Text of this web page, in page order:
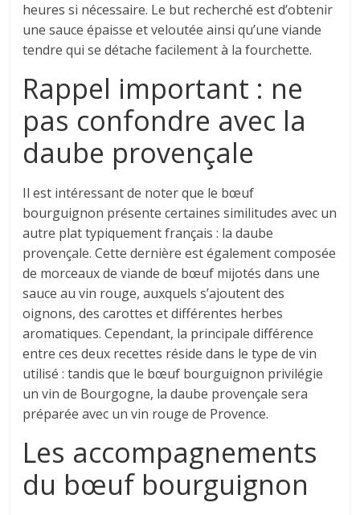
heures si nécessaire. Le but recherché est d’obtenir
une sauce épaisse et veloutée ainsi qu’une viande
tendre qui se détache facilement à la fourchette.
Rappel important : ne
pas confondre avec la
daube provençale
Il est intéressant de noter que le bœuf
bourguignon présente certaines similitudes avec un
autre plat typiquement français : la daube
provençale. Cette dernière est également composée
de morceaux de viande de bœuf mijotés dans une
sauce au vin rouge, auxquels s’ajoutent des
oignons, des carottes et différentes herbes
aromatiques. Cependant, la principale différence
entre ces deux recettes réside dans le type de vin
utilisé : tandis que le bœuf bourguignon privilégie
un vin de Bourgogne, la daube provençale sera
préparée avec un vin rouge de Provence.
Les accompagnements
du bœuf bourguignon